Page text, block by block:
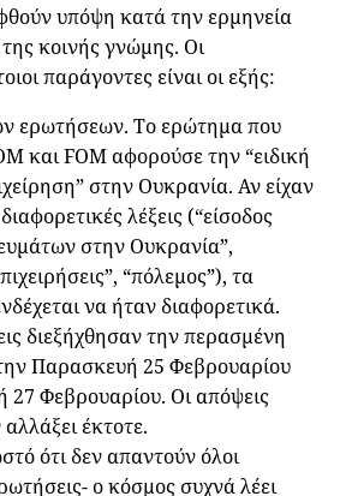
υπόψη κατά την ερμηνεία
κοινής γνώμης. Οι
παράγοντες είναι οι εξής:
ερωτήσεων. Το ερώτημα που
και FOM αφορούσε την “ειδική
στην Ουκρανία. Αν είχαν
λέξεις (“είσοδος
στην Ουκρανία”,
“πόλεμος”), τα
να ήταν διαφορετικά.
διεξήχθησαν την περασμένη
Παρασκευή 25 Φεβρουαρίου
27 Φεβρουαρίου. Οι απόψεις
έκτοτε.
ότι δεν απαντούν όλοι
ο κόσμος συχνά λέει